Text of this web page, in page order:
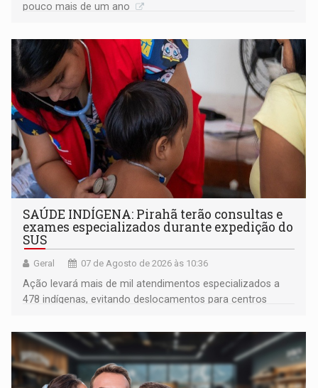
pouco mais de um ano
SAÚDE INDÍGENA: Pirahã terão consultas e
exames especializados durante expedição do
SUS
Geral 07 de Agosto de 2026 às 10:36
Ação levará mais de mil atendimentos especializados a
478 indígenas, evitando deslocamentos para centros